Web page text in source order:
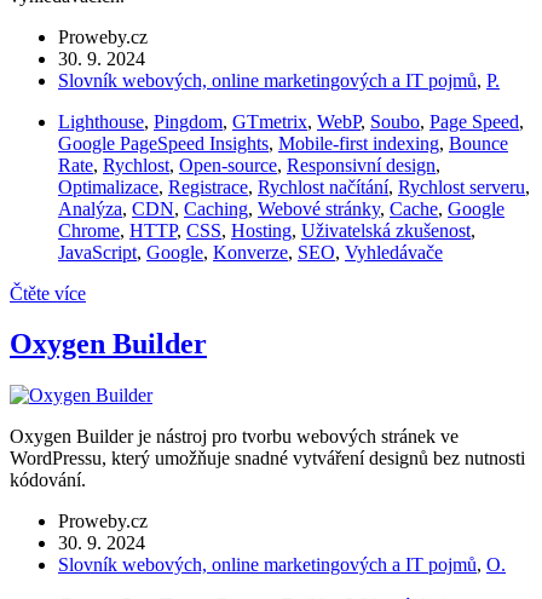
Proweby.cz
30. 9. 2024
Slovník webových, online marketingových a IT pojmů, P.
Lighthouse, Pingdom, GTmetrix, WebP, Soubo, Page Speed,
Google PageSpeed Insights, Mobile-first indexing, Bounce
Rate, Rychlost, Open-source, Responsivní design,
Optimalizace, Registrace, Rychlost načítání, Rychlost serveru,
Analýza, CDN, Caching, Webové stránky, Cache, Google
Chrome, HTTP, CSS, Hosting, Uživatelská zkušenost,
JavaScript, Google, Konverze, SEO, Vyhledávače
Čtěte více
Oxygen Builder
Oxygen Builder je nástroj pro tvorbu webových stránek ve
WordPressu, který umožňuje snadné vytváření designů bez nutnosti
kódování.
Proweby.cz
30. 9. 2024
Slovník webových, online marketingových a IT pojmů, O.